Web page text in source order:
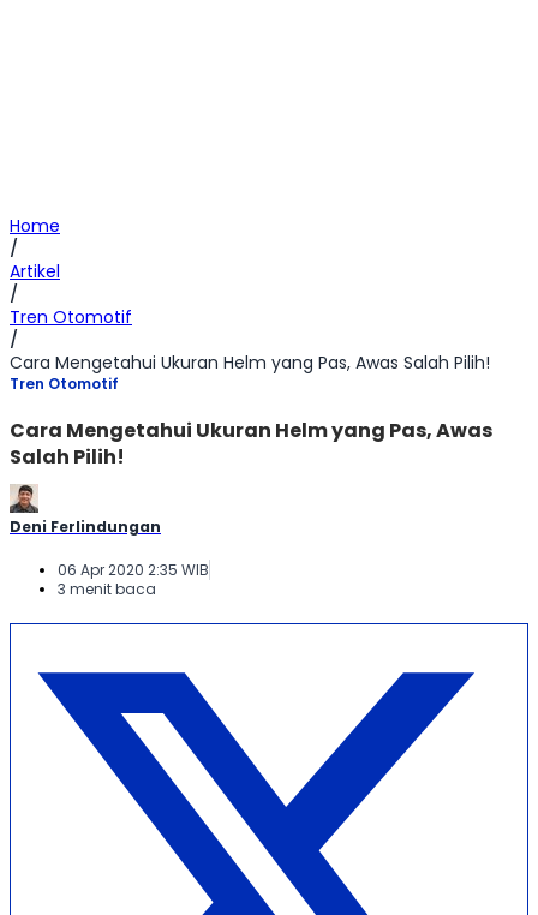
Home
/
Artikel
/
Tren Otomotif
/
Cara Mengetahui Ukuran Helm yang Pas, Awas Salah Pilih!
Tren Otomotif
Cara Mengetahui Ukuran Helm yang Pas, Awas
Salah Pilih!
Deni Ferlindungan
06 Apr 2020 2:35 WIB
3 menit baca